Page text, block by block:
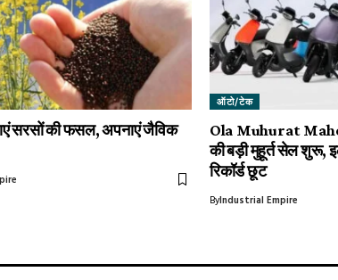
सरसों की फसल, अपनाएं जैविक
ऑटो/टेक
Ola Muhurat
की बड़ी मुहूर्त सेल शुरू,
रिकॉर्ड छूट
ByIndustrial Empire